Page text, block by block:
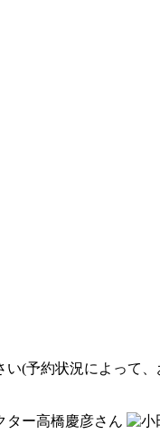
(予約状況によって